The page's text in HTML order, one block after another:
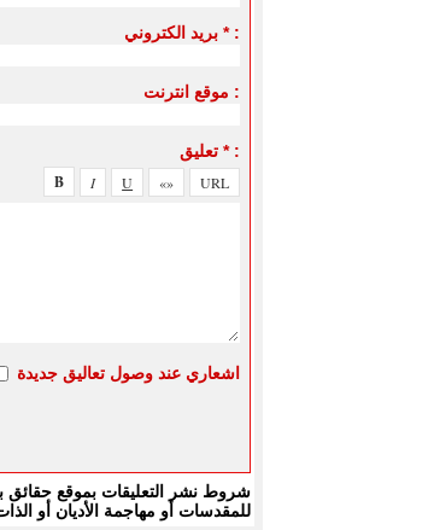
بريد الكتروني * :
موقع انترنت :
تعليق * :
اشعاري عند وصول تعاليق جديدة
شروط نشر التعليقات بموقع
للمقدسات أو مهاجمة الأديان أو